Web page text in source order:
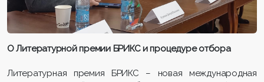
О Литературной премии БРИКС и процедуре отбора
Литературная премия БРИКС – новая международная